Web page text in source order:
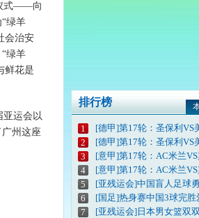
式——向
绿羊
会治安
绿羊
鲜花是
运会以
州这座
排行榜
1
[德甲]第17轮：圣保利VS
2
[德甲]第17轮：圣保利VS
3
[意甲]第17轮：AC米兰
4
[意甲]第17轮：AC米兰
5
[亚残运会]中国盲人足球
6
[国足]热身赛中国3球完胜
7
[亚残运会]日本男女篮双